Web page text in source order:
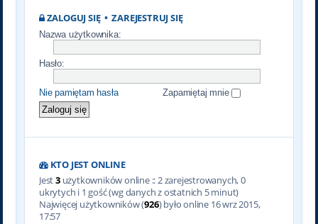
ZALOGUJ SIĘ•ZAREJESTRUJ SIĘ
Nazwa użytkownika:
Hasło:
Nie pamiętam hasła Zapamiętaj mnie
KTO JEST ONLINE
Jest3użytkowników online :: 2 zarejestrowanych, 0
ukrytych i 1 gość (wg danych z ostatnich 5 minut)
Najwięcej użytkowników (926) było online 16 wrz 2015,
17:57